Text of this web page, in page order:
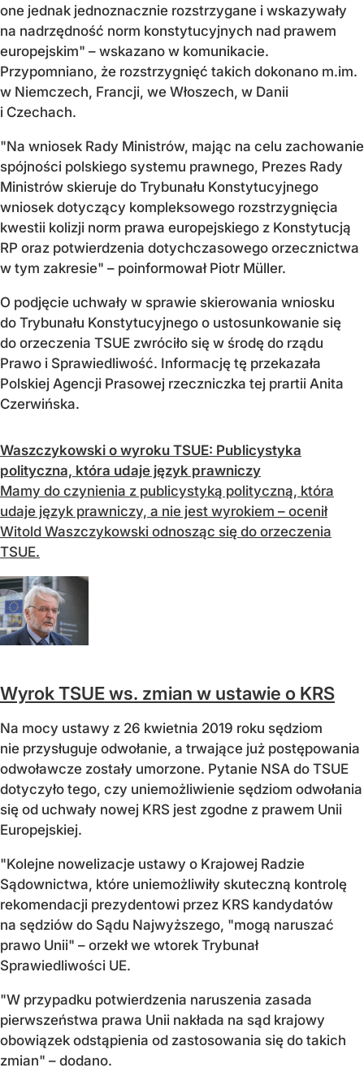
one jednak jednoznacznie rozstrzygane i wskazywały
na nadrzędność norm konstytucyjnych nad prawem
europejskim" – wskazano w komunikacie.
Przypomniano, że rozstrzygnięć takich dokonano m.im.
w Niemczech, Francji, we Włoszech, w Danii
i Czechach.
"Na wniosek Rady Ministrów, mając na celu zachowanie
spójności polskiego systemu prawnego, Prezes Rady
Ministrów skieruje do Trybunału Konstytucyjnego
wniosek dotyczący kompleksowego rozstrzygnięcia
kwestii kolizji norm prawa europejskiego z Konstytucją
RP oraz potwierdzenia dotychczasowego orzecznictwa
w tym zakresie" – poinformował Piotr Müller.
O podjęcie uchwały w sprawie skierowania wniosku
do Trybunału Konstytucyjnego o ustosunkowanie się
do orzeczenia TSUE zwróciło się w środę do rządu
Prawo i Sprawiedliwość. Informację tę przekazała
Polskiej Agencji Prasowej rzeczniczka tej prartii Anita
Czerwińska.
Waszczykowski o wyroku TSUE: Publicystyka
polityczna, która udaje język prawniczy
Mamy do czynienia z publicystyką polityczną, która
udaje język prawniczy, a nie jest wyrokiem – ocenił
Witold Waszczykowski odnosząc się do orzeczenia
TSUE.
Wyrok TSUE ws. zmian w ustawie o KRS
Na mocy ustawy z 26 kwietnia 2019 roku sędziom
nie przysługuje odwołanie, a trwające już postępowania
odwoławcze zostały umorzone. Pytanie NSA do TSUE
dotyczyło tego, czy uniemożliwienie sędziom odwołania
się od uchwały nowej KRS jest zgodne z prawem Unii
Europejskiej.
"Kolejne nowelizacje ustawy o Krajowej Radzie
Sądownictwa, które uniemożliwiły skuteczną kontrolę
rekomendacji prezydentowi przez KRS kandydatów
na sędziów do Sądu Najwyższego, "mogą naruszać
prawo Unii" – orzekł we wtorek Trybunał
Sprawiedliwości UE.
"W przypadku potwierdzenia naruszenia zasada
pierwszeństwa prawa Unii nakłada na sąd krajowy
obowiązek odstąpienia od zastosowania się do takich
zmian" – dodano.